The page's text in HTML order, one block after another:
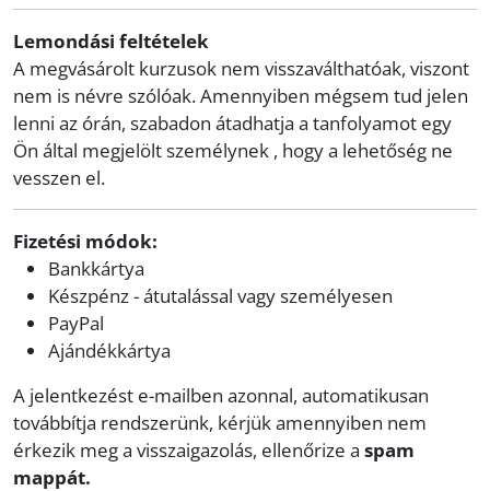
Lemondási feltételek
A megvásárolt kurzusok nem visszaválthatóak, viszont
nem is névre szólóak. Amennyiben mégsem tud jelen
lenni az órán, szabadon átadhatja a tanfolyamot egy
Ön által megjelölt személynek , hogy a lehetőség ne
vesszen el.
Fizetési módok:
Bankkártya
Készpénz - átutalással vagy személyesen
PayPal
Ajándékkártya
A jelentkezést e-mailben azonnal, automatikusan
továbbítja rendszerünk, kérjük amennyiben nem
érkezik meg a visszaigazolás, ellenőrize a spam
mappát.